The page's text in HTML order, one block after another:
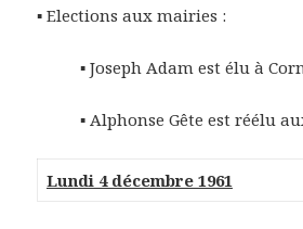
▪ Elections aux mairies :
▪ Joseph Adam est élu à
▪ Alphonse Gête est réélu
Lundi 4 décembre 1961